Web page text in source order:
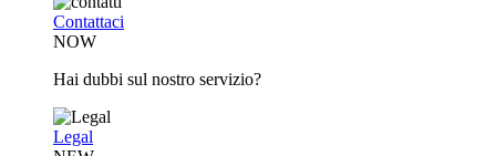
Contattaci
NOW
Hai dubbi sul nostro servizio?
Legal